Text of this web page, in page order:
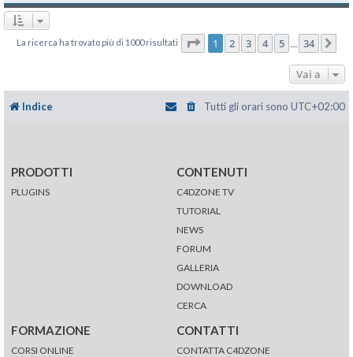
La ricerca ha trovato più di 1000 risultati Pagina di 34
1 2 3 4 5 34
Vai a
Indice Tutti gli orari sono UTC+02:00
PRODOTTI
PLUGINS
CONTENUTI
C4DZONE TV
TUTORIAL
NEWS
FORUM
GALLERIA
DOWNLOAD
CERCA
FORMAZIONE
CORSI ONLINE
CONTATTI
CONTATTA C4DZONE